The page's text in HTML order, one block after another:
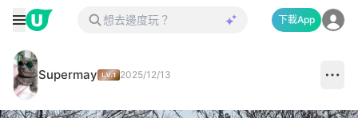
下載App
Supermay 2025/12/13